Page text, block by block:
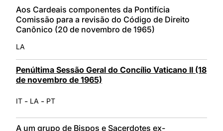
Aos Cardeais componentes da Pontifícia
Comissão para a revisão do Código de Direito
Canônico (20 de novembro de 1965)
LA
Penúltima Sessão Geral do Concílio Vaticano II (18
de novembro de 1965)
IT - LA - PT
A um grupo de Bispos e Sacerdotes ex-